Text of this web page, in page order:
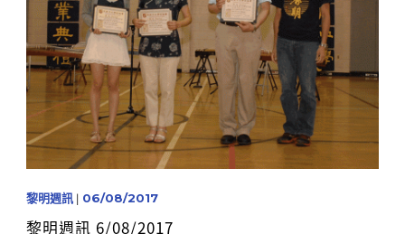
黎明週訊| 06/08/2017
黎明週訊 6/08/2017